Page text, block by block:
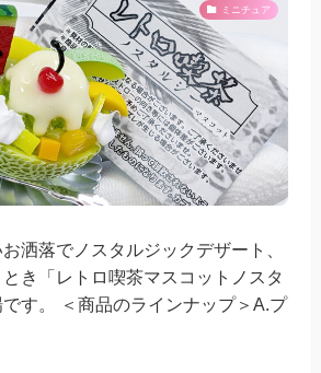
ミニチュア
洒落でノスタルジックデザート、
き「レトロ喫茶マスコットノスタ
す。 ＜商品のラインナップ＞A.プ